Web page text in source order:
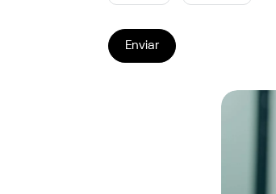
Enviar